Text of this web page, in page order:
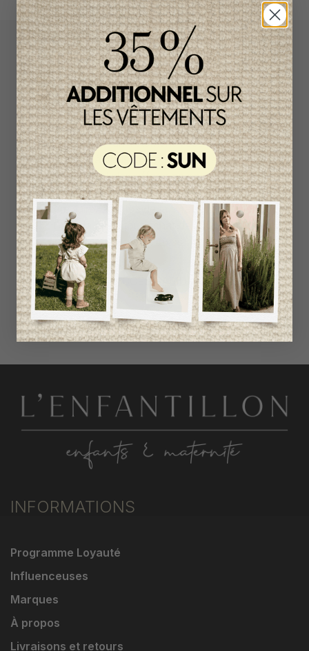
L`Enfantillon propose des collections pour de
vêtements pour bébés de créateurs
européens et canadiens à prix imbattables.
Nous dénichons les perles rares et
choisissons les plus belles pièces de saisons
en saisons. Si un vêtement vous convient, ne
tardez pas à vous le procurer car la plupart du
temps, les articles offerts ne sont disponibles
que dans une seule taille et en un seul
exemplaire. Profitez de la livraison gratuite au
Canada avec tout achat de 100$ et plus
avant taxes.
ACCÈS RAPIDE
magasinez par catégorie
INFORMATIONS
Programme Loyauté
Influenceuses
Marques
À propos
Livraisons et retours